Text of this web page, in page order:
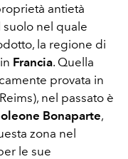
antietà
nel quale
la regione di
Francia. Quella
provata in
nel passato è
Bonaparte,
zona nel
le sue